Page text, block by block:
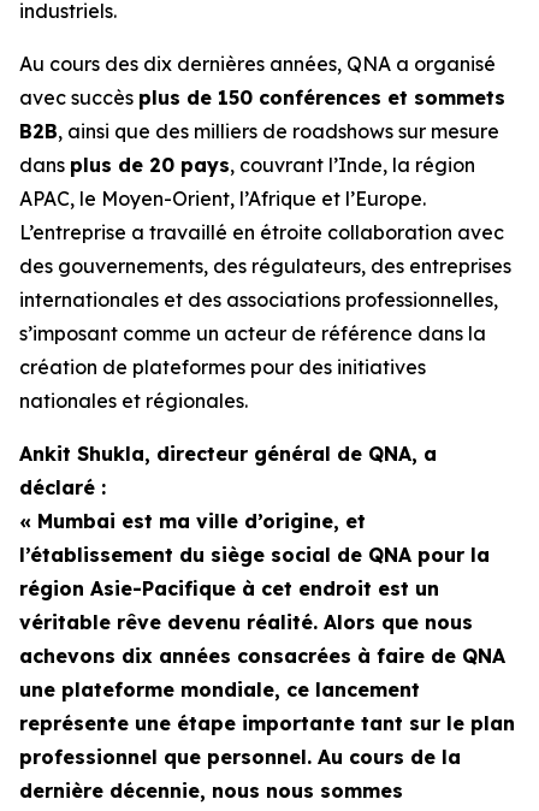
industriels.
Au cours des dix dernières années, QNA a organisé
avec succès plus de 150 conférences et sommets
B2B, ainsi que des milliers de roadshows sur mesure
dans plus de 20 pays, couvrant l’Inde, la région
APAC, le Moyen-Orient, l’Afrique et l’Europe.
L’entreprise a travaillé en étroite collaboration avec
des gouvernements, des régulateurs, des entreprises
internationales et des associations professionnelles,
s’imposant comme un acteur de référence dans la
création de plateformes pour des initiatives
nationales et régionales.
Ankit Shukla, directeur général de QNA, a
déclaré :
« Mumbai est ma ville d’origine, et
l’établissement du siège social de QNA pour la
région Asie-Pacifique à cet endroit est un
véritable rêve devenu réalité. Alors que nous
achevons dix années consacrées à faire de QNA
une plateforme mondiale, ce lancement
représente une étape importante tant sur le plan
professionnel que personnel. Au cours de la
dernière décennie, nous nous sommes